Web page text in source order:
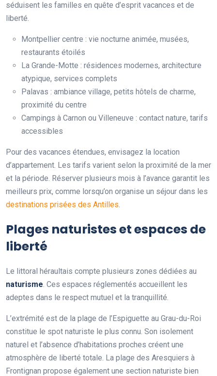
séduisent les familles en quête d’esprit vacances et de
liberté.
Montpellier centre : vie nocturne animée, musées,
restaurants étoilés
La Grande-Motte : résidences modernes, architecture
atypique, services complets
Palavas : ambiance village, petits hôtels de charme,
proximité du centre
Campings à Carnon ou Villeneuve : contact nature, tarifs
accessibles
Pour des vacances étendues, envisagez la location
d’appartement. Les tarifs varient selon la proximité de la mer
et la période. Réserver plusieurs mois à l’avance garantit les
meilleurs prix, comme lorsqu’on organise un séjour dans les
destinations prisées des Antilles.
Plages naturistes et espaces de
liberté
Le littoral héraultais compte plusieurs zones dédiées au
naturisme. Ces espaces réglementés accueillent les
adeptes dans le respect mutuel et la tranquillité.
L’extrémité est de la plage de l’Espiguette au Grau-du-Roi
constitue le spot naturiste le plus connu. Son isolement
naturel et l’absence d’habitations proches créent une
atmosphère de liberté totale. La plage des Aresquiers à
Frontignan propose également une section naturiste bien